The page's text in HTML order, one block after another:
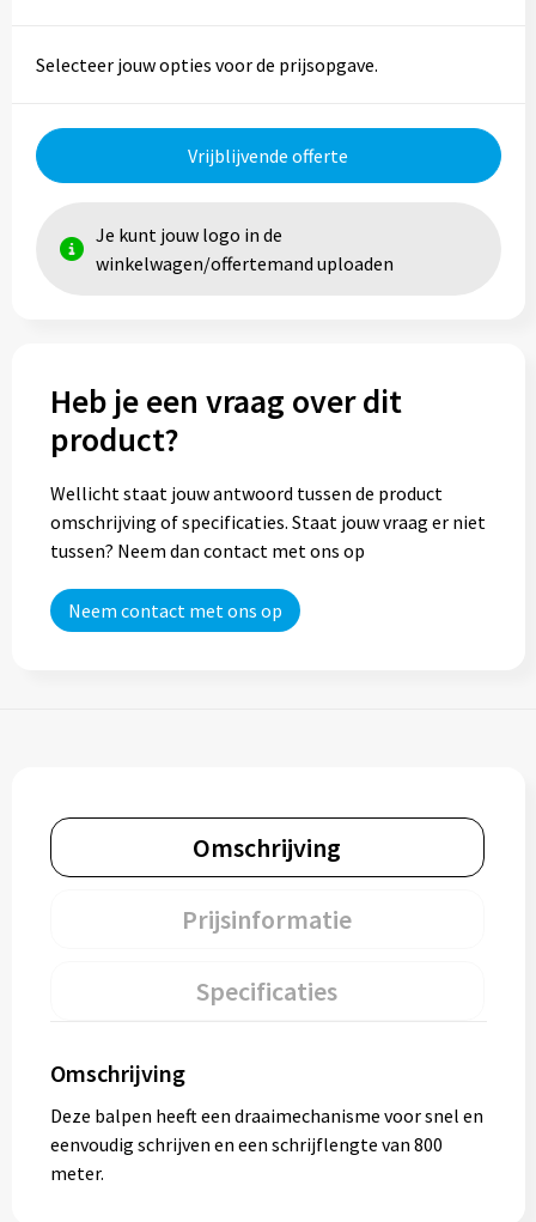
Selecteer jouw opties voor de prijsopgave.
Vrijblijvende offerte
Je kunt jouw logo in de
winkelwagen/offertemand uploaden
Heb je een vraag over dit
product?
Wellicht staat jouw antwoord tussen de product
omschrijving of specificaties. Staat jouw vraag er niet
tussen? Neem dan contact met ons op
Neem contact met ons op
Omschrijving
Prijsinformatie
Specificaties
Omschrijving
Deze balpen heeft een draaimechanisme voor snel en
eenvoudig schrijven en een schrijflengte van 800
meter.